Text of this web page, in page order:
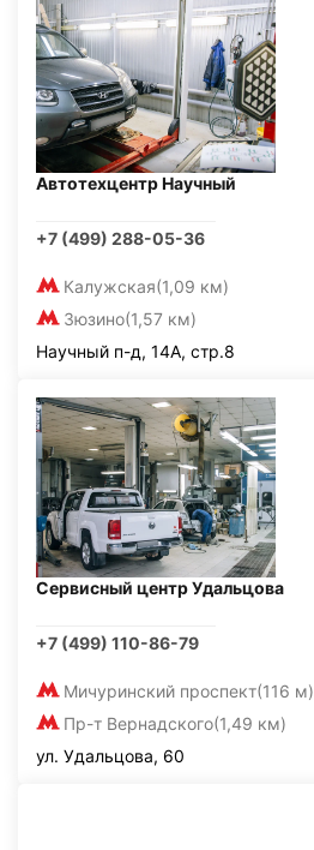
Автотехцентр Научный
+7 (499) 288-05-36
Калужская(1,09 км)
Зюзино(1,57 км)
Научный п-д, 14А, стр.8
Сервисный центр Удальцова
+7 (499) 110-86-79
Мичуринский проспект(116 м)
Пр-т Вернадского(1,49 км)
ул. Удальцова, 60